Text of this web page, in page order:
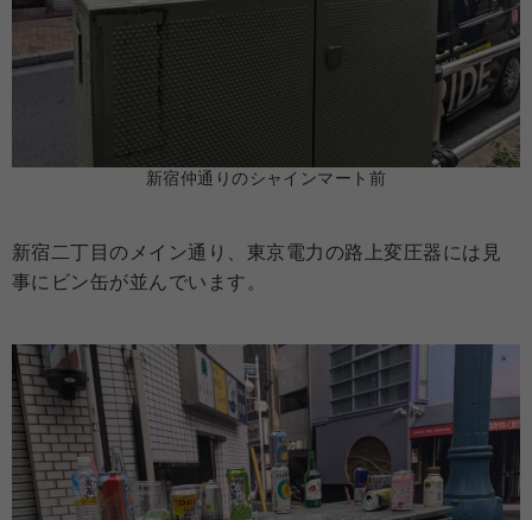
新宿仲通りのシャインマート前
新宿二丁目のメイン通り、東京電力の路上変圧器には見
事にビン缶が並んでいます。